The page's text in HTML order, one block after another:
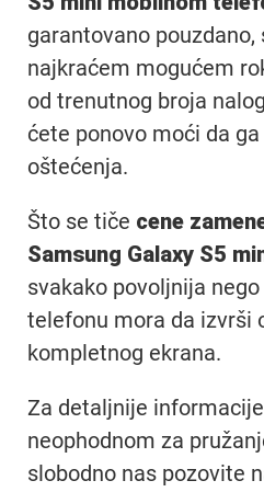
garantovano pouzdano,
najkraćem mogućem
od trenutnog broja
ćete ponovo moći da
oštećenja.
Što se tiče cene
Samsung Galaxy S5
svakako povoljnija
telefonu mora da izvrši
kompletnog ekrana.
Za detaljnije
neophodnom za
slobodno nas pozovite